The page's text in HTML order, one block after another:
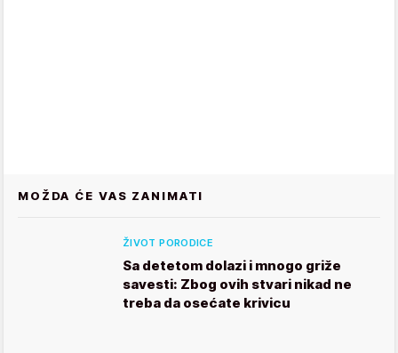
MOŽDA ĆE VAS ZANIMATI
ŽIVOT PORODICE
Sa detetom dolazi i mnogo griže
savesti: Zbog ovih stvari nikad ne
treba da osećate krivicu